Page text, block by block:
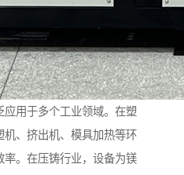
用于多个工业领域。在塑
、挤出机、模具加热等环
。在压铸行业，设备为镁